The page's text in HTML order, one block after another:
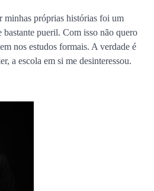
minhas próprias histórias foi um
bastante pueril. Com isso não quero
nos estudos formais. A verdade é
a escola em si me desinteressou.